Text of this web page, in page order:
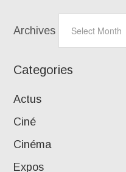
Archives
Categories
Actus
Ciné
Cinéma
Expos